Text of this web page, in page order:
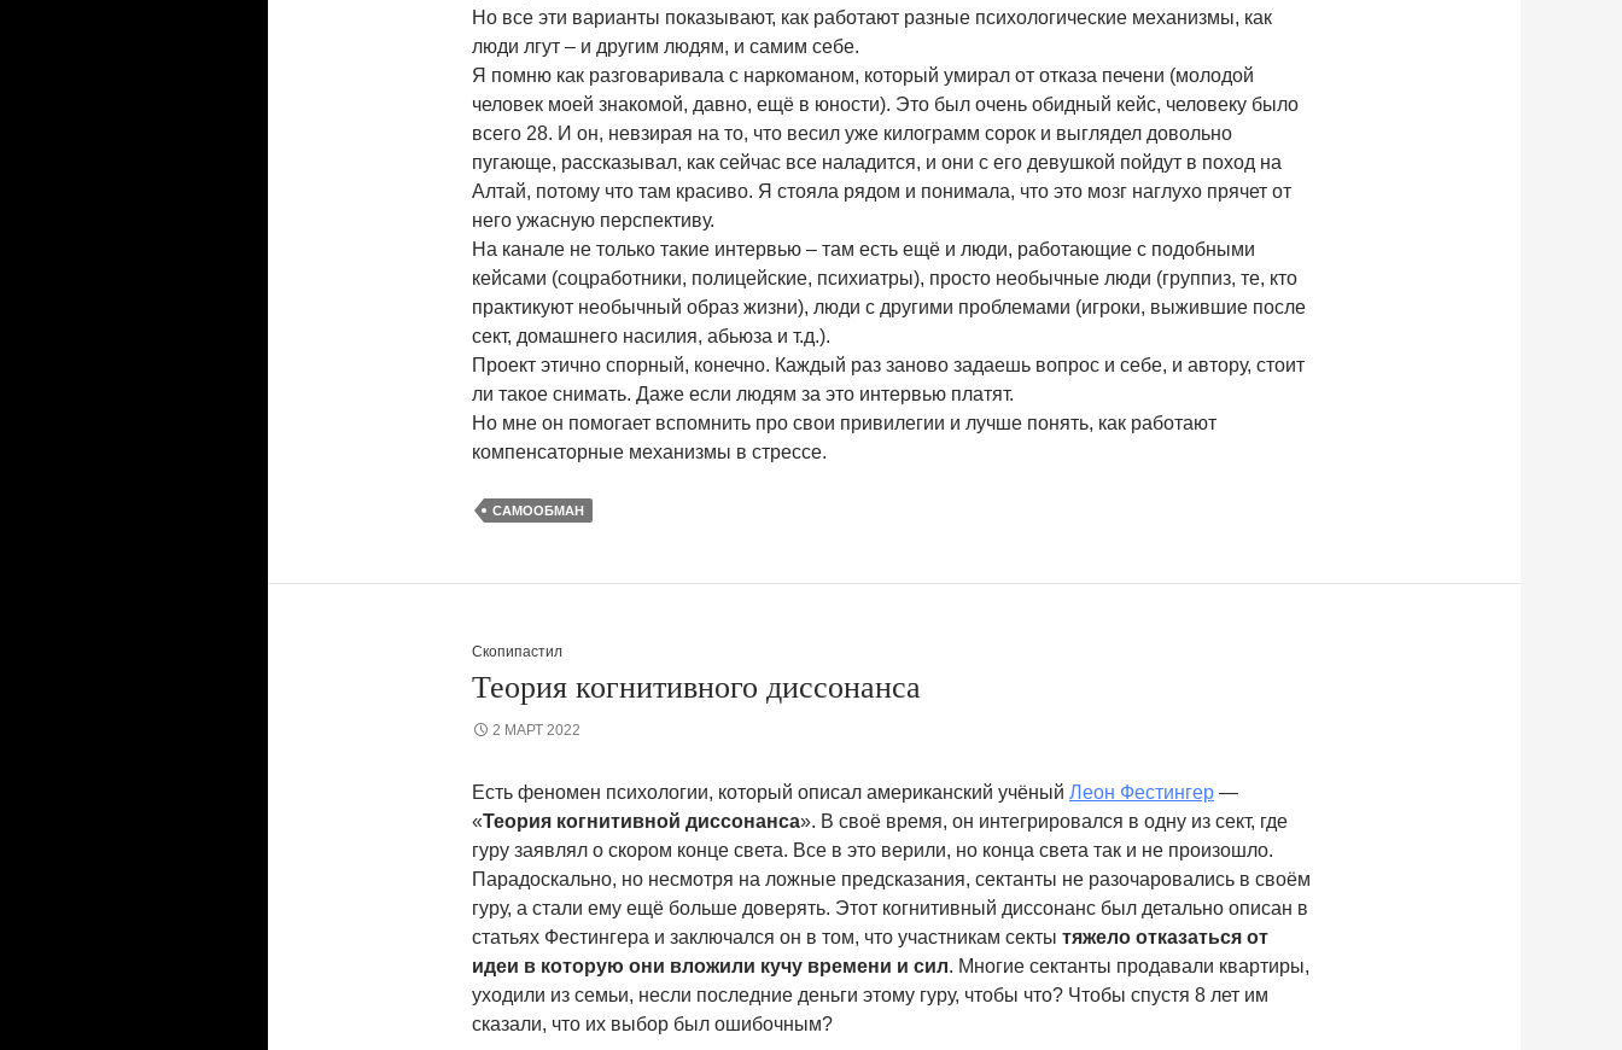
Но все эти варианты показывают, как работают разные психологические механизмы, как
люди лгут – и другим людям, и самим себе.
Я помню как разговаривала с наркоманом, который умирал от отказа печени (молодой
человек моей знакомой, давно, ещё в юности). Это был очень обидный кейс, человеку было
всего 28. И он, невзирая на то, что весил уже килограмм сорок и выглядел довольно
пугающе, рассказывал, как сейчас все наладится, и они с его девушкой пойдут в поход на
Алтай, потому что там красиво. Я стояла рядом и понимала, что это мозг наглухо прячет от
него ужасную перспективу.
На канале не только такие интервью – там есть ещё и люди, работающие с подобными
кейсами (соцработники, полицейские, психиатры), просто необычные люди (группиз, те, кто
практикуют необычный образ жизни), люди с другими проблемами (игроки, выжившие после
сект, домашнего насилия, абьюза и т.д.).
Проект этично спорный, конечно. Каждый раз заново задаешь вопрос и себе, и автору, стоит
ли такое снимать. Даже если людям за это интервью платят.
Но мне он помогает вспомнить про свои привилегии и лучше понять, как работают
компенсаторные механизмы в стрессе.
САМООБМАН
Скопипастил
Теория когнитивного диссонанса
2 МАРТ 2022
Есть феномен психологии, который описал американский учёный Леон Фестингер —
«Теория когнитивной диссонанса». В своё время, он интегрировался в одну из сект, где
гуру заявлял о скором конце света. Все в это верили, но конца света так и не произошло.
Парадоскально, но несмотря на ложные предсказания, сектанты не разочаровались в своём
гуру, а стали ему ещё больше доверять. Этот когнитивный диссонанс был детально описан в
статьях Фестингера и заключался он в том, что участникам секты тяжело отказаться от
идеи в которую они вложили кучу времени и сил. Многие сектанты продавали квартиры,
уходили из семьи, несли последние деньги этому гуру, чтобы что? Чтобы спустя 8 лет им
сказали, что их выбор был ошибочным?